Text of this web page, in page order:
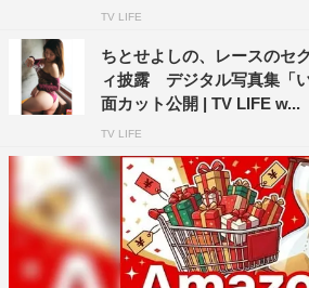
TV LIFE
ちとせよしの、レースのセ
ィ披露 デジタル写真集「
面カット公開 | TV LIFE w...
TV LIFE